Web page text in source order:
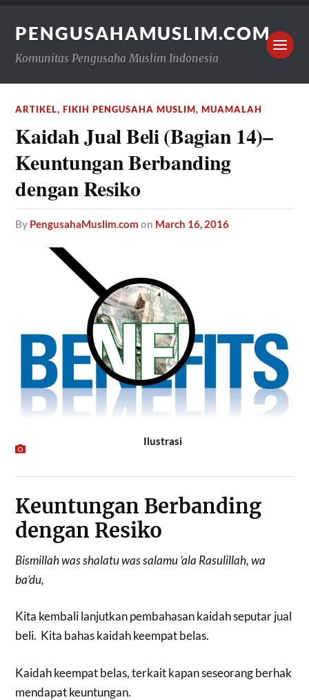
PENGUSAHAMUSLIM.COM
Komunitas Pengusaha Muslim Indonesia
ARTIKEL,FIKIH PENGUSAHA MUSLIM,MUAMALAH
Kaidah Jual Beli (Bagian 14)–
Keuntungan Berbanding
dengan Resiko
by PengusahaMuslim.com on March 16, 2016
Ilustrasi
Keuntungan Berbanding
dengan Resiko
Bismillah was shalatu was salamu ‘ala Rasulillah, wa
ba’du,
Kita kembali lanjutkan pembahasan kaidah seputar jual
beli. Kita bahas kaidah keempat belas.
Kaidah keempat belas, terkait kapan seseorang berhak
mendapat keuntungan.